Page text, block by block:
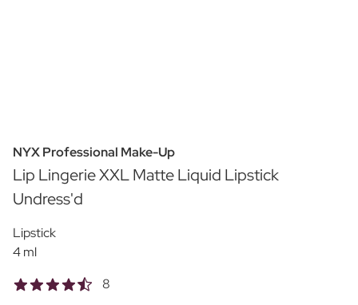
NYX Professional Make-Up
Lip Lingerie XXL Matte Liquid Lipstick
Undress'd
Lipstick
4 ml
8